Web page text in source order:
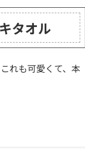
タオル
れも可愛くて、本